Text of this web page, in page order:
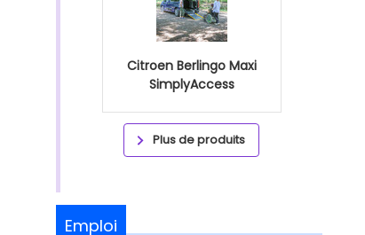
Citroen Berlingo Maxi
SimplyAccess
Plus de produits
Emploi